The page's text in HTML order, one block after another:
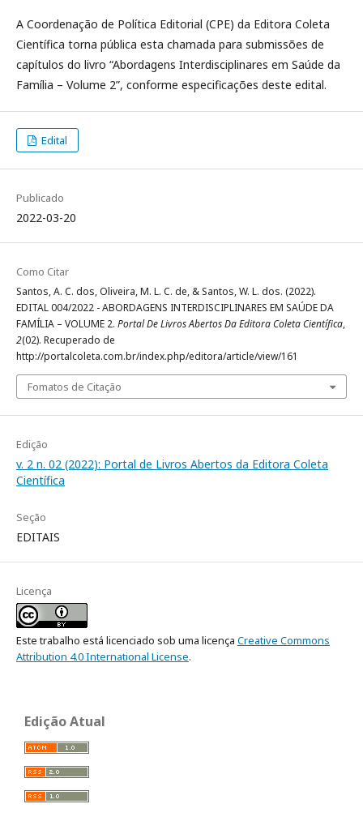
A Coordenação de Política Editorial (CPE) da Editora Coleta
Científica torna pública esta chamada para submissões de
capítulos do livro “Abordagens Interdisciplinares em Saúde da
Família – Volume 2”, conforme especificações deste edital.
Edital
Publicado
2022-03-20
Como Citar
Santos, A. C. dos, Oliveira, M. L. C. de, & Santos, W. L. dos. (2022).
EDITAL 004/2022 - ABORDAGENS INTERDISCIPLINARES EM SAÚDE DA
FAMÍLIA – VOLUME 2. Portal De Livros Abertos Da Editora Coleta Científica,
2(02). Recuperado de
http://portalcoleta.com.br/index.php/editora/article/view/161
Fomatos de Citação
Edição
v. 2 n. 02 (2022): Portal de Livros Abertos da Editora Coleta
Científica
Seção
EDITAIS
Licença
Este trabalho está licenciado sob uma licença Creative Commons
Attribution 4.0 International License.
Edição Atual